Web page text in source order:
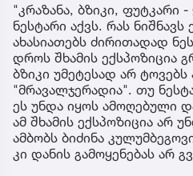
"კრაზანა, ბზიკი, ფუტკარი
ნესტარი აქვს. რას ნიშნავს
ახასიათებს ძირითადად
დროს შხამის ექსპოზიცია
ბზიკი უმეტესად არ ტოვებს
"მრავალჯერადია". თუ
ეს უნდა იყოს ამოღებული
ამ შხამის ექსპოზიცია არ
ამბობს ბიძინა
კი დანის გამოყენებას არ